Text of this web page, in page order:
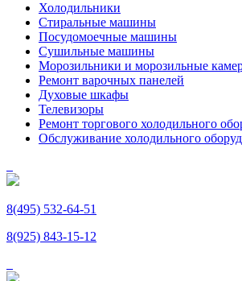
Холодильники
Стиральные машины
Посудомоечные машины
Сушильные машины
Морозильники и морозильные
Ремонт варочных панелей
Духовые шкафы
Телевизоры
Ремонт торгового холодильного
Обслуживание холодильного
8(495) 532-64-51
8(925) 843-15-12